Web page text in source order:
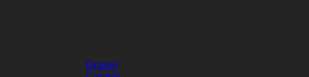
Gravel